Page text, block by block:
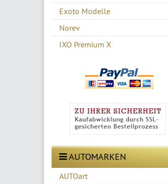
Exoto Modelle
Norev
IXO Premium X
AUTOMARKEN
AUTOart